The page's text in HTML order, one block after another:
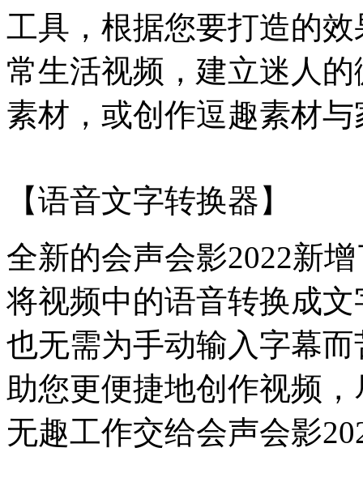
工具，根据您要打造的
常生活视频，建立迷人
素材，或创作逗趣素材
【语音文字转换器】
全新的会声会影2022新
将视频中的语音转换成
也无需为手动输入字幕
助您更便捷地创作视频
无趣工作交给会声会影